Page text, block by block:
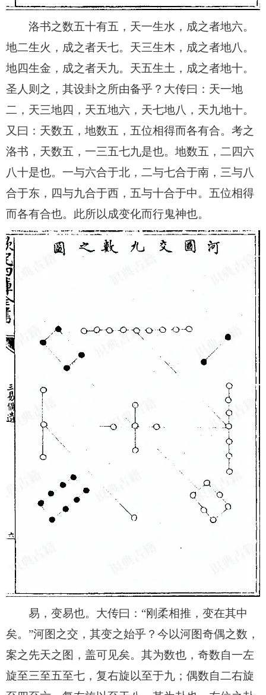
洛书之数五十有五，天一生水，成之者地六。
地二生火，成之者天七。天三生木，成之者地八。
地四生金，成之者天九。天五生土，成之者地十。
圣人则之，其设卦之所由备乎？大传曰：天一地
二，天三地四，天五地六，天七地八，天九地十。
又曰：天数五，地数五，五位相得而各有合。考之
洛书，天数五，一三五七九是也。地数五，二四六
八十是也。一与六合于北，二与七合于南，三与八
合于东，四与九合于西，五与十合于中。五位相得
而各有合也。此所以成变化而行鬼神也。
易，变易也。大传曰：“刚柔相推，变在其中
矣。”河图之交，其变之始乎？今以河图奇偶之数，
案之先天之图，盖可见矣。其为数也，奇数自一左
旋至三至五至七，复右旋以至于九；偶数自二右旋